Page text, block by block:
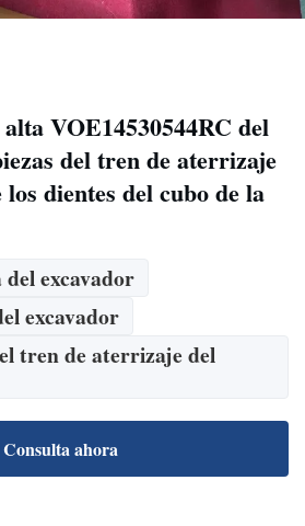
VOE14530544RC del
del tren de aterrizaje
dientes del cubo de la
excavador
excavador
tren de aterrizaje del
Consulta ahora